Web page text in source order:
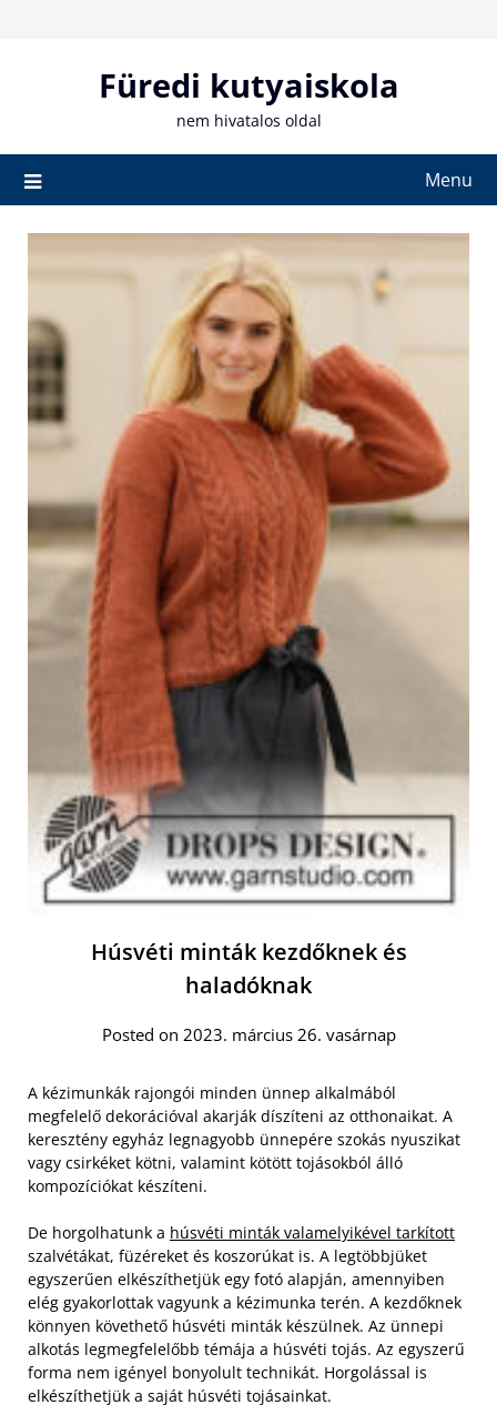
Füredi kutyaiskola
nem hivatalos oldal
Menu
Húsvéti minták kezdőknek és
haladóknak
Posted on 2023. március 26. vasárnap
A kézimunkák rajongói minden ünnep alkalmából
megfelelő dekorációval akarják díszíteni az otthonaikat. A
keresztény egyház legnagyobb ünnepére szokás nyuszikat
vagy csirkéket kötni, valamint kötött tojásokból álló
kompozíciókat készíteni.
De horgolhatunk a húsvéti minták valamelyikével tarkított
szalvétákat, füzéreket és koszorúkat is. A legtöbbjüket
egyszerűen elkészíthetjük egy fotó alapján, amennyiben
elég gyakorlottak vagyunk a kézimunka terén. A kezdőknek
könnyen követhető húsvéti minták készülnek. Az ünnepi
alkotás legmegfelelőbb témája a húsvéti tojás. Az egyszerű
forma nem igényel bonyolult technikát. Horgolással is
elkészíthetjük a saját húsvéti tojásainkat.